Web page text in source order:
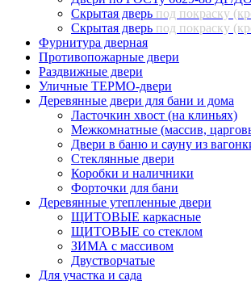
Скрытая дверь под покраску
Скрытая дверь под покраску
Фурнитура дверная
Противопожарные двери
Раздвижные двери
Уличные ТЕРМО-двери
Деревянные двери для бани и дома
Ласточкин хвост (на клиньях)
Межкомнатные (массив,
Двери в баню и сауну из
Стеклянные двери
Коробки и наличники
Форточки для бани
Деревянные утепленные двери
ЩИТОВЫЕ каркасные
ЩИТОВЫЕ со стеклом
ЗИМА с массивом
Двустворчатые
Для участка и сада